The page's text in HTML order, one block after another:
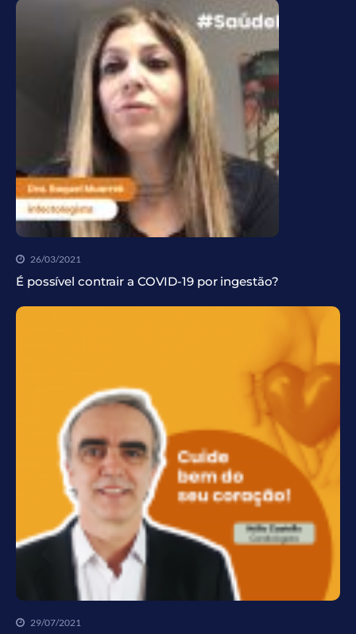
26/03/2021
É possível contrair a COVID-19 por ingestão?
29/07/2021